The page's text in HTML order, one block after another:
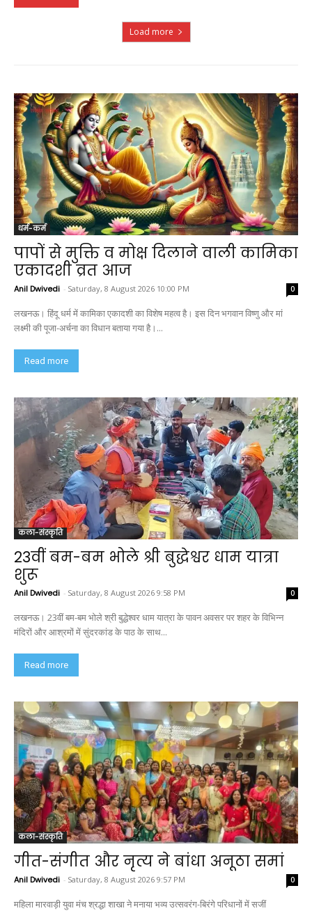
Load more
धर्म-कर्म
पापों से मुक्ति व मोक्ष दिलाने वाली कामिका
एकादशी व्रत आज
Anil Dwivedi - Saturday, 8 August 2026 10:00 PM 0
लखनऊ। हिंदू धर्म में कामिका एकादशी का विशेष महत्व है। इस दिन भगवान विष्णु और मां
लक्ष्मी की पूजा-अर्चना का विधान बताया गया है।...
Read more
कला-संस्कृति
23वीं बम-बम भोले श्री बुद्धेश्वर धाम यात्रा
शुरू
Anil Dwivedi - Saturday, 8 August 2026 9:58 PM 0
लखनऊ। 23वीं बम-बम भोले श्री बुद्धेश्वर धाम यात्रा के पावन अवसर पर शहर के विभिन्न
मंदिरों और आश्रमों में सुंदरकांड के पाठ के साथ...
Read more
कला-संस्कृति
गीत-संगीत और नृत्य ने बांधा अनूठा समां
Anil Dwivedi - Saturday, 8 August 2026 9:57 PM 0
महिला मारवाड़ी युवा मंच श्रद्धा शाखा ने मनाया भव्य उत्सवरंग-बिरंगे परिधानों में सजीं